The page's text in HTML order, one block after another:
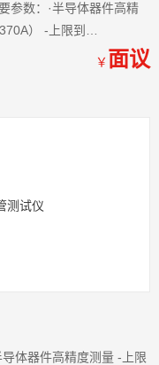
参数：·半导体器件高精
） -上限到
限到400A（371A）
￥ 面议
体器件高精度测量 -上限